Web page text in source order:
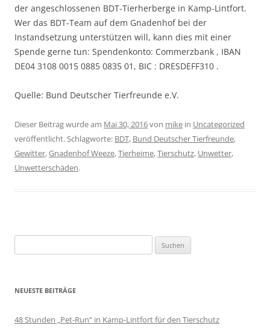
der angeschlossenen BDT-Tierherberge in Kamp-Lintfort.
Wer das BDT-Team auf dem Gnadenhof bei der
Instandsetzung unterstützen will, kann dies mit einer
Spende gerne tun: Spendenkonto: Commerzbank , IBAN
DE04 3108 0015 0885 0835 01, BIC : DRESDEFF310 .
Quelle: Bund Deutscher Tierfreunde e.V.
Dieser Beitrag wurde am Mai 30, 2016von mike in Uncategorized
veröffentlicht. Schlagworte: BDT, Bund Deutscher Tierfreunde,
Gewitter,Gnadenhof Weeze,Tierheime,Tierschutz, Unwetter,
Unwetterschäden.
nach:
NEUESTE BEITRÄGE
48 Stunden „Pet-Run“ in Kamp-Lintfort für den Tierschutz